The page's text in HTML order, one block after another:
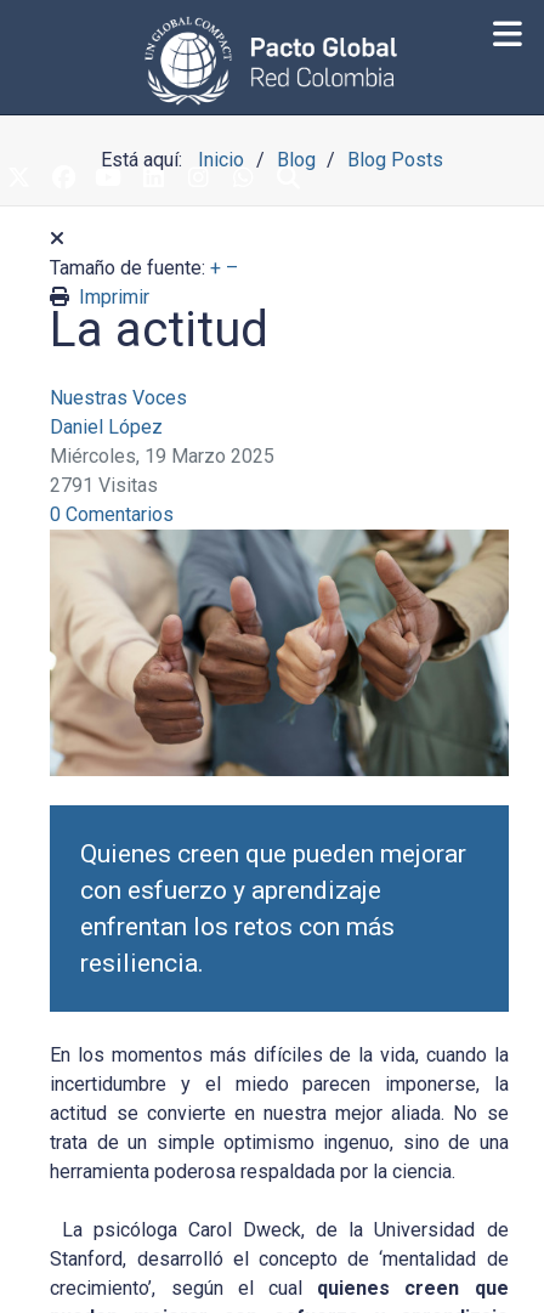
Está aquí: Inicio Blog Blog Posts
Tamaño de fuente: + –
Imprimir
La actitud
Nuestras Voces
Daniel López
Miércoles, 19 Marzo 2025
2791 Visitas
0 Comentarios
Quienes creen que pueden mejorar
con esfuerzo y aprendizaje
enfrentan los retos con más
resiliencia.
En los momentos más difíciles de la vida, cuando la
incertidumbre y el miedo parecen imponerse, la
actitud se convierte en nuestra mejor aliada. No se
trata de un simple optimismo ingenuo, sino de una
herramienta poderosa respaldada por la ciencia.
La psicóloga Carol Dweck, de la Universidad de
Stanford, desarrolló el concepto de ‘mentalidad de
crecimiento’, según el cual quienes creen que